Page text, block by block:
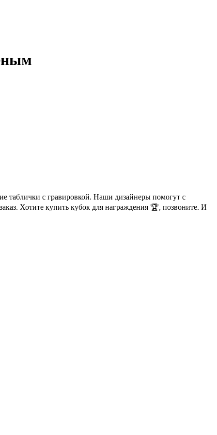
таблички с гравировкой. Наши дизайнеры помогут с
Хотите купить кубок для награждения 🏆, позвоните. И